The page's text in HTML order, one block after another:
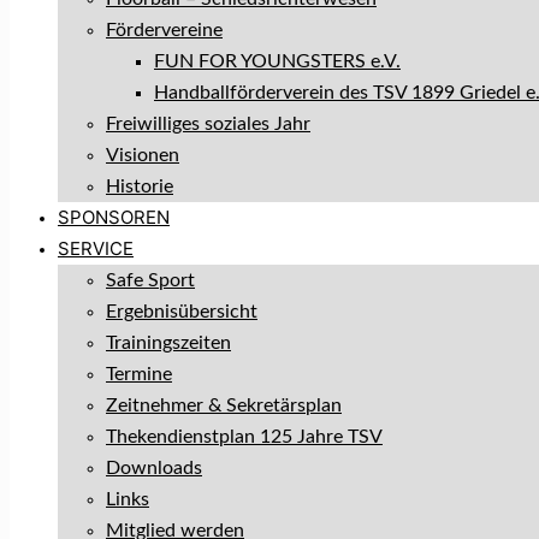
Fördervereine
FUN FOR YOUNGSTERS e.V.
Handballförderverein des TSV 1899 Griedel
Freiwilliges soziales Jahr
Visionen
Historie
SPONSOREN
SERVICE
Safe Sport
Ergebnisübersicht
Trainingszeiten
Termine
Zeitnehmer & Sekretärsplan
Thekendienstplan 125 Jahre TSV
Downloads
Links
Mitglied werden